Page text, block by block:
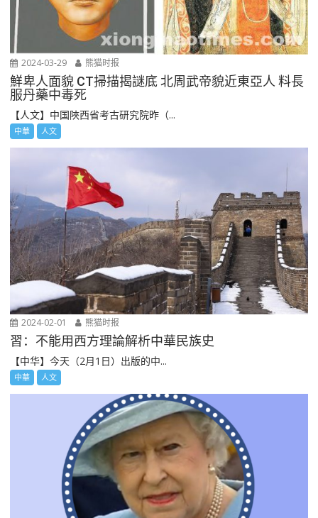
2024-03-29 熊猫时报
鮮卑人面貌 CT掃描揭謎底 北周武帝貌近東亞人 料長
服丹藥中毒死
【人文】中国陜西省考古研究院昨（...
中華 人文
2024-02-01 熊猫时报
習：不能用西方理論解析中華民族史
【中华】今天（2月1日）出版的中...
中華 人文